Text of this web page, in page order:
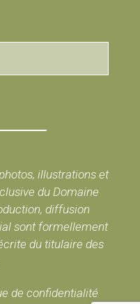
illustrations et
du Domaine
diffusion
sont formellement
du titulaire des
de confidentialité